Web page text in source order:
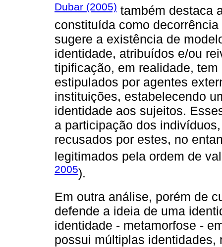
Dubar (2005) também destaca
constituída como
sugere a existência de
identidade, atribuídos e/ou
tipificação, em realidade,
estipulados por agentes
instituições, estabelecendo
identidade aos sujeitos.
a participação dos
recusados por estes, no
legitimados pela ordem de
2005).
Em outra análise, porém de
defende a ideia de uma
identidade - metamorfose -
possui múltiplas